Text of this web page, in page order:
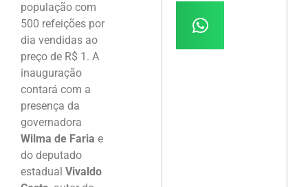
população com
500 refeições por
dia vendidas ao
preço de R$ 1. A
inauguração
contará com a
presença da
governadora
Wilma de Faria e
do deputado
estadual Vivaldo